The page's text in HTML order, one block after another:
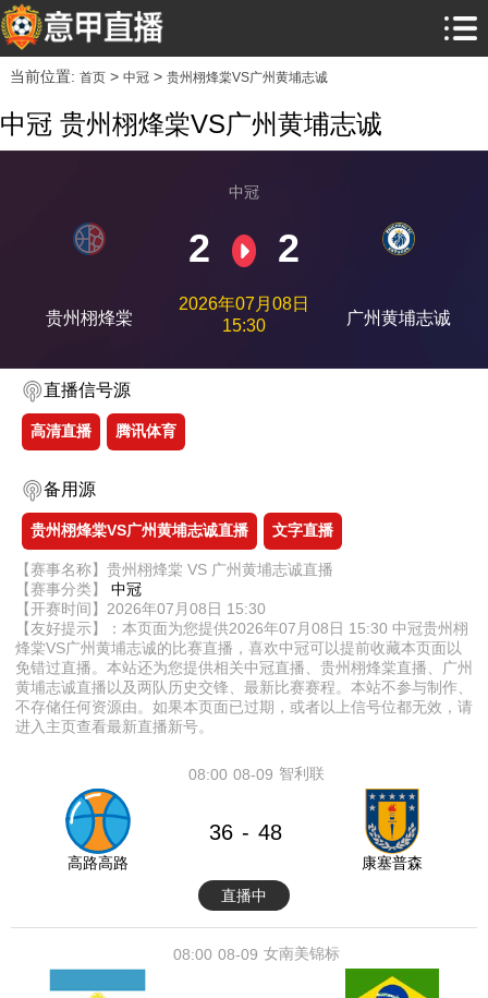
当前位置: 首页> 中冠> 贵州栩烽棠VS广州黄埔志诚
中冠 贵州栩烽棠VS广州黄埔志诚
贵州栩烽棠
中冠
2 2
2026年07月08日
15:30
广州黄埔志诚
直播信号源
高清直播 腾讯体育
备用源
贵州栩烽棠VS广州黄埔志诚直播 文字直播
【赛事名称】贵州栩烽棠 VS 广州黄埔志诚直播
【赛事分类】 中冠
【开赛时间】2026年07月08日 15:30
【友好提示】：本页面为您提供2026年07月08日 15:30 中冠贵州栩
烽棠VS广州黄埔志诚的比赛直播，喜欢中冠可以提前收藏本页面以
免错过直播。本站还为您提供相关中冠直播、贵州栩烽棠直播、广州
黄埔志诚直播以及两队历史交锋、最新比赛赛程。本站不参与制作、
不存储任何资源由。如果本页面已过期，或者以上信号位都无效，请
进入主页查看最新直播新号。
08-09
08:00 智利联
高路高路
36 - 48
康塞普森
直播中
08-09
08:00 女南美锦标